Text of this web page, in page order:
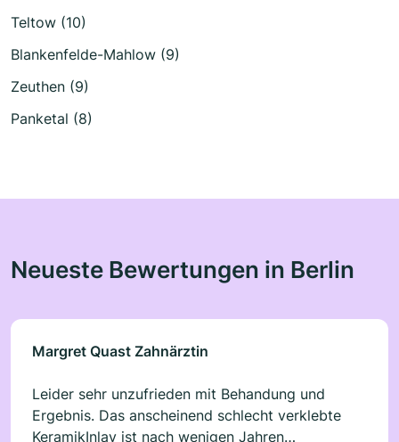
Teltow (10)
Blankenfelde-Mahlow (9)
Zeuthen (9)
Panketal (8)
Neueste Bewertungen in Berlin
Margret Quast Zahnärztin
Leider sehr unzufrieden mit Behandung und
Ergebnis. Das anscheinend schlecht verklebte
KeramikInlay ist nach wenigen Jahren